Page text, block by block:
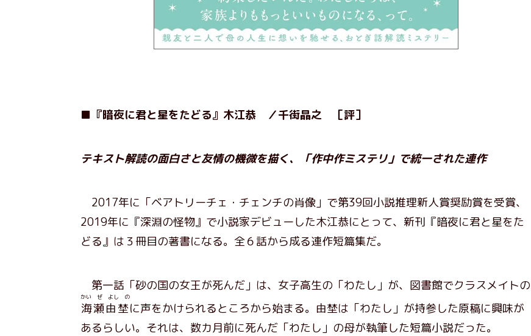
■『暗夜に君と星をたどる』木江恭 ／千街晶之 ［評］
テキスト解読の面白さと友情の機微を描く、「作中作ミステリ」で統一された連作
2017年に「ベアトリーチェ・チェンチの肖像」で第39回小説推理新人賞奨励賞を受賞、
2019年に『深淵の怪物』で小説家デビューした木江恭にとって、新刊『暗夜に君と星をた
どる』は３冊目の著書になる。全６話から成る連作短篇集だ。
第一話「砂の国の女王が死んだ」は、女子高生の「わたし」が、図書館でクラスメイトの
海瀬由埜
かい ぜ よし の
に声をかけられるところから始まる。由埜は「わたし」が持参した原稿に興味が
あるらしい。それは、数カ月前に死んだ「わたし」の母が執筆した短篇小説だった。